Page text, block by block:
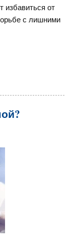
избавиться от
с лишними